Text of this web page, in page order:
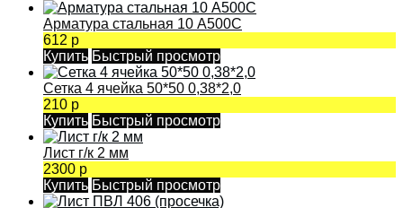
Арматура стальная 10 А500С
612 р
Купить Быстрый просмотр
Сетка 4 ячейка 50*50 0,38*2,0
210 р
Купить Быстрый просмотр
Лист г/к 2 мм
2300 р
Купить Быстрый просмотр